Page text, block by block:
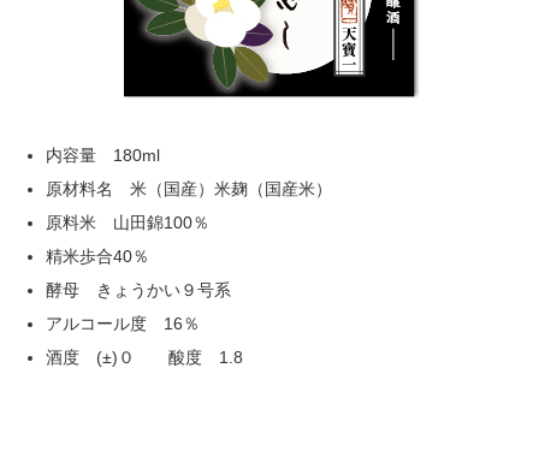
内容量 180ml
原材料名 米（国産）米麹（国産米）
原料米 山田錦100％
精米歩合40％
酵母 きょうかい９号系
アルコール度 16％
酒度 (±)０ 酸度 1.8